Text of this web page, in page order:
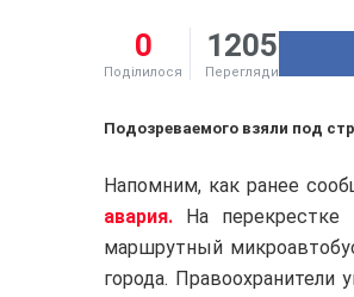
0
Поділилося
1205
Перегляди
Подозреваемого взяли под
Напомним, как ранее
авария.
На перекрестке
маршрутный
города. Правоохранители